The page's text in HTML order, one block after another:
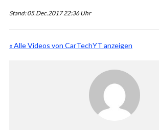
Stand: 05.Dec.2017 22:36 Uhr
« Alle Videos von CarTechYT anzeigen